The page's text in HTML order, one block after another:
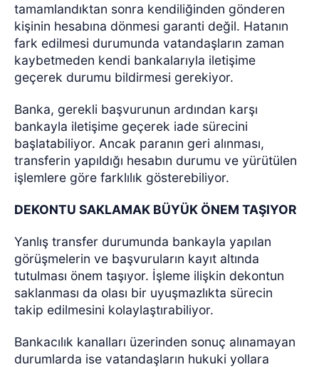
tamamlandıktan sonra kendiliğinden gönderen
kişinin hesabına dönmesi garanti değil. Hatanın
fark edilmesi durumunda vatandaşların zaman
kaybetmeden kendi bankalarıyla iletişime
geçerek durumu bildirmesi gerekiyor.
Banka, gerekli başvurunun ardından karşı
bankayla iletişime geçerek iade sürecini
başlatabiliyor. Ancak paranın geri alınması,
transferin yapıldığı hesabın durumu ve yürütülen
işlemlere göre farklılık gösterebiliyor.
DEKONTU SAKLAMAK BÜYÜK ÖNEM TAŞIYOR
Yanlış transfer durumunda bankayla yapılan
görüşmelerin ve başvuruların kayıt altında
tutulması önem taşıyor. İşleme ilişkin dekontun
saklanması da olası bir uyuşmazlıkta sürecin
takip edilmesini kolaylaştırabiliyor.
Bankacılık kanalları üzerinden sonuç alınamayan
durumlarda ise vatandaşların hukuki yollara